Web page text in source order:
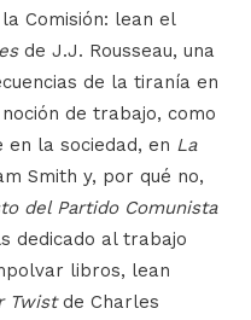
Comisión: lean el
de J.J. Rousseau, una
de la tiranía en
de trabajo, como
en la sociedad, en La
Smith y, por qué no,
del Partido Comunista
dedicado al trabajo
libros, lean
Twistde Charles